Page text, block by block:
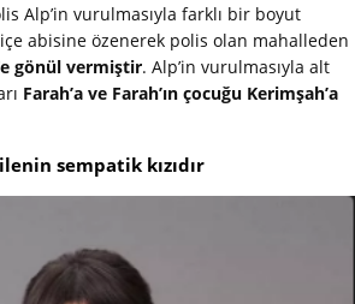
Alp’in vurulmasıyla farklı bir boyut
abisine özenerek polis olan mahalleden
gönül vermiştir. Alp’in vurulmasıyla alt
Farah’a ve Farah’ın çocuğu Kerimşah’a
sempatik kızıdır